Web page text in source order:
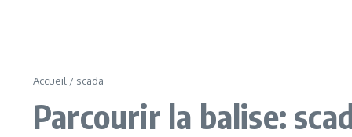
Accueil / scada
Parcourir la balise: